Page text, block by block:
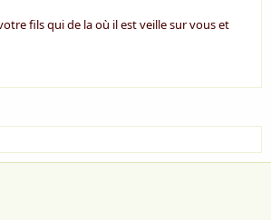
fils qui de la où il est veille sur vous et